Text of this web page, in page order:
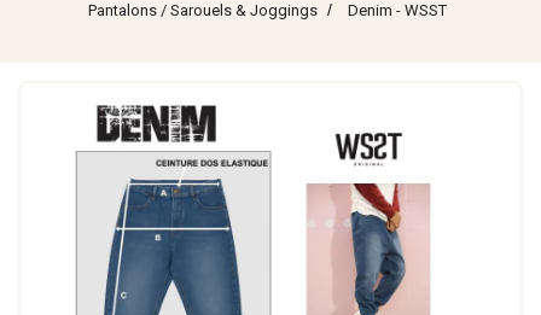
Pantalons / Sarouels & Joggings
Denim - WSST